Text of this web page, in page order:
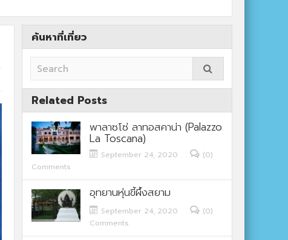
ค้นหาที่เที่ยว
Related Posts
พาลาซโซ่ ลาทอสคาน่า (Palazzo
La Toscana)
September 24, 2020
(0)
Comments
อุทยานหุ่นขี้ผึ้งสยาม
September 24, 2020
(0)
Comments